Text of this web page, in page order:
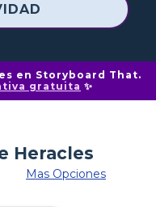
en Storyboard That.
gratuita ✨
Mas Opciones